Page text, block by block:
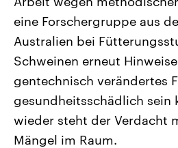
Alle Informationen
Sachsen-Anhalt wählt am 6.
September 2026 einen neuen
Landtag. Seit 2021 wird das
Bundesland von einer Koalition aus
CDU, SPD und FDP regiert.-
Wahlprogramme, aktuelle Berichte
und Kandidaten der anstehenden
Wahl.
Audio-Archiv
eine Forschergruppe aus
Australien bei
Schweinen erneut
gentechnisch verändertes
gesundheitsschädlich sein
wieder steht der Verdacht
Mängel im Raum.